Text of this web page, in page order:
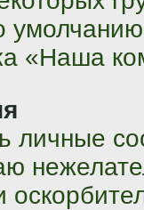
«Наша
личные